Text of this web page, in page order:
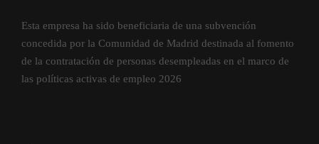
Esta empresa ha sido beneficiaria de una subvención
concedida por la Comunidad de Madrid destinada al fomento
de la contratación de personas desempleadas en el marco de
las políticas activas de empleo 2026